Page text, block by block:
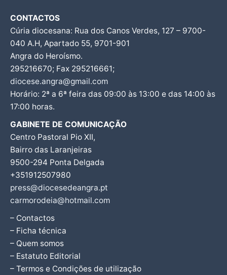
CONTACTOS
Cúria diocesana: Rua dos Canos Verdes, 127 – 9700-
040 A.H, Apartado 55, 9701-901
Angra do Heroísmo.
295216670; Fax 295216661;
diocese.angra@gmail.com
Horário: 2ª a 6ª feira das 09:00 às 13:00 e das 14:00 às
17:00 horas.
GABINETE DE COMUNICAÇÃO
Centro Pastoral Pio XII,
Bairro das Laranjeiras
9500-294 Ponta Delgada
+351912507980
press@diocesedeangra.pt
carmorodeia@hotmail.com
– Contactos
– Ficha técnica
– Quem somos
– Estatuto Editorial
– Termos e Condições de utilização